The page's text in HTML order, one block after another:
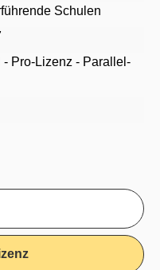
Schulen
- Pro-Lizenz - Parallel-